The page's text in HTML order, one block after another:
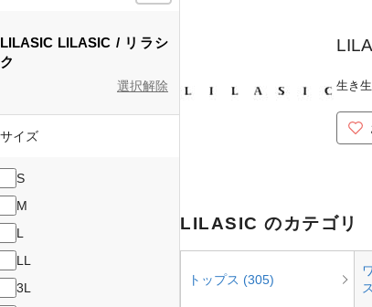
LILASIC LILASIC
リラシ
ク
選択解除
サイズ
S
M
L
LL
3L
生き
LILASIC のカテゴリ
トップス (305)